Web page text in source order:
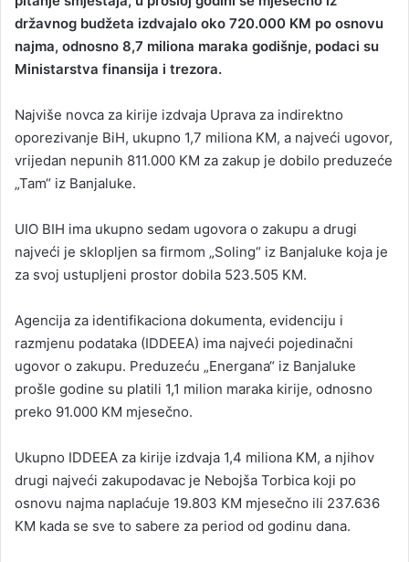
a
n
e
a
i
l
državnog budžeta izdvajalo oko 720.000 KM po osnovu
najma, odnosno 8,7 miliona maraka godišnje, podaci su
Ministarstva finansija i trezora.
Najviše novca za kirije izdvaja Uprava za indirektno
oporezivanje BiH, ukupno 1,7 miliona KM, a najveći ugovor,
vrijedan nepunih 811.000 KM za zakup je dobilo preduzeće
„Tam“ iz Banjaluke.
UIO BIH ima ukupno sedam ugovora o zakupu a drugi
najveći je sklopljen sa firmom „Soling“ iz Banjaluke koja je
za svoj ustupljeni prostor dobila 523.505 KM.
Agencija za identifikaciona dokumenta, evidenciju i
razmjenu podataka (IDDEEA) ima najveći pojedinačni
ugovor o zakupu. Preduzeću „Energana“ iz Banjaluke
prošle godine su platili 1,1 milion maraka kirije, odnosno
preko 91.000 KM mjesečno.
Ukupno IDDEEA za kirije izdvaja 1,4 miliona KM, a njihov
drugi najveći zakupodavac je Nebojša Torbica koji po
osnovu najma naplaćuje 19.803 KM mjesečno ili 237.636
KM kada se sve to sabere za period od godinu dana.